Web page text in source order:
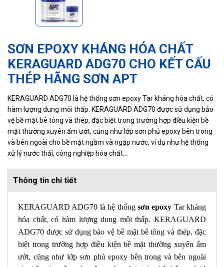
SƠN EPOXY KHÁNG HÓA CHẤT
KERAGUARD ADG70 CHO KẾT CẤU
THÉP HÃNG SƠN APT
KERAGUARD ADG70 là hệ thống sơn epoxy Tar kháng hóa chất, có
hàm lượng dung môi thấp. KERAGUARD ADG70 được sử dụng bảo
vệ bề mặt bê tông và thép, đặc biệt trong trường hợp điều kiện bề
mặt thường xuyên ẩm ướt, cũng như lớp sơn phủ epoxy bên trong
và bên ngoài cho bề mặt ngầm và ngập nước, ví dụ như hệ thống
xử lý nước thải, công nghiệp hóa chất...
Thông tin chi tiết
KERAGUARD ADG70 là hệ thống sơn epoxy Tar kháng
hóa chất, có hàm lượng dung môi thấp. KERAGUARD
ADG70 được sử dụng bảo vệ bề mặt bê tông và thép, đặc
biệt trong trường hợp điều kiện bề mặt thường xuyên ẩm
ướt, cũng như lớp sơn phủ epoxy bên trong và bên ngoài